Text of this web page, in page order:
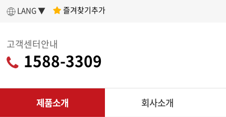
LANG ▼ 즐겨찾기추가
고객센터안내
1588-3309
제품소개 회사소개